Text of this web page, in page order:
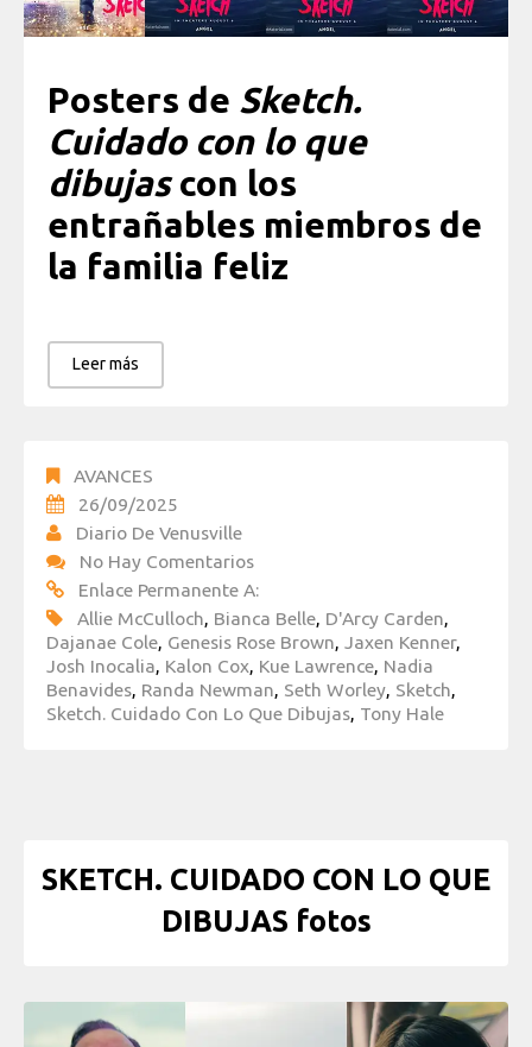
Posters de Sketch.
Cuidado con lo que
dibujascon los
entrañables miembros de
la familia feliz
Leer más
AVANCES
26/09/2025
Diario De Venusville
No Hay Comentarios
Enlace Permanente A:
Allie McCulloch, Bianca Belle, D'Arcy Carden,
Dajanae Cole, Genesis Rose Brown, Jaxen Kenner,
Josh Inocalia, Kalon Cox, Kue Lawrence, Nadia
Benavides, Randa Newman, Seth Worley, Sketch,
Sketch. Cuidado Con Lo Que Dibujas, Tony Hale
SKETCH. CUIDADO CON LO QUE
DIBUJAS fotos